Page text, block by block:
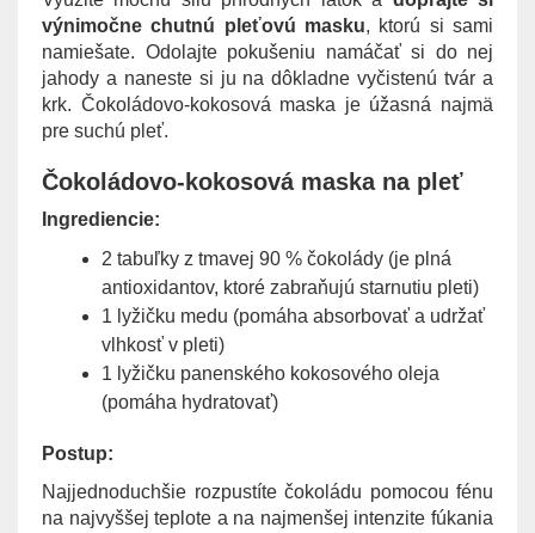
výnimočne chutnú pleťovú masku, ktorú si sami
namiešate. Odolajte pokušeniu namáčať si do nej
jahody a naneste si ju na dôkladne vyčistenú tvár a
krk. Čokoládovo-kokosová maska je úžasná najmä
pre suchú pleť.
Čokoládovo-kokosová maska na pleť
Ingrediencie:
2 tabuľky z tmavej 90 % čokolády (je plná
antioxidantov, ktoré zabraňujú starnutiu pleti)
1 lyžičku medu (pomáha absorbovať a udržať
vlhkosť v pleti)
1 lyžičku panenského kokosového oleja
(pomáha hydratovať)
Postup:
Najjednoduchšie rozpustíte čokoládu pomocou fénu
na najvyššej teplote a na najmenšej intenzite fúkania